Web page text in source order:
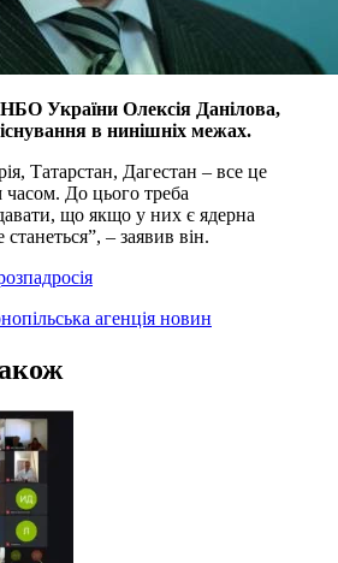
України Олексiя Данiлова,
в нинiшнiх межах.
Татарстан, Дагестан – все це
До цього треба
що якщо у них є ядерна
станеться”, – заявив вiн.
росія
агенція новин